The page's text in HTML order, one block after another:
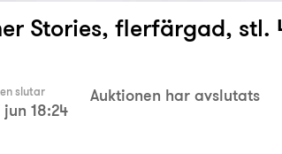
Stories, flerfärgad, stl.
slutar
jun 18:24
Auktionen har avslutats